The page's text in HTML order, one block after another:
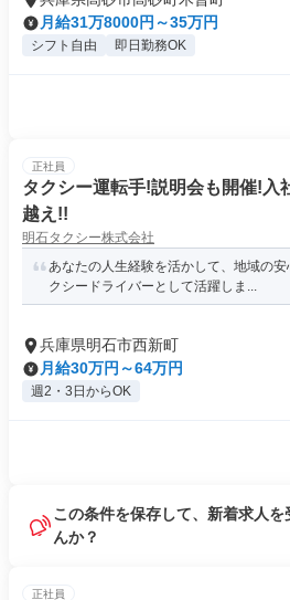
月給31万8000円～35万円
シフト自由 即日勤務OK
正社員
タクシー運転手!説明会も開催!入
越え!!
明石タクシー株式会社
あなたの人生経験を活かして、地域の
クシードライバーとして活躍しま...
兵庫県明石市西新町
月給30万円～64万円
週2・3日からOK
この条件を保存して、新着求人を
んか？
正社員